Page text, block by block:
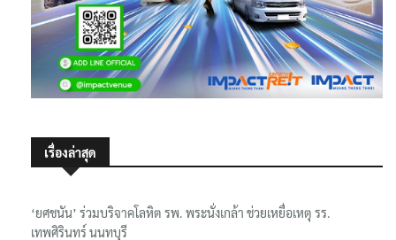
เรื่องล่าสุด
‘ยศชนัน’ ร่วมบริจาคโลหิต รพ. พระนั่งเกล้า ช่วยเหยื่อเหตุ รร.
เทพศิรินทร์ นนทบุรี